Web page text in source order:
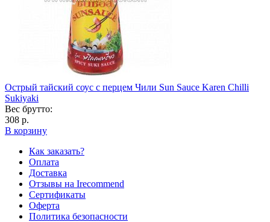
Острый тайский соус с перцем Чили Sun Sauce Karen Chilli
Sukiyaki
Вес брутто:
308 р.
В корзину
Как заказать?
Оплата
Доставка
Отзывы на Irecommend
Сертификаты
Оферта
Политика безопасности